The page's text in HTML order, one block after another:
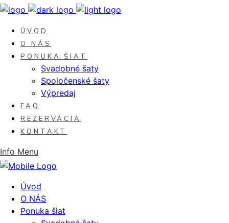
ÚVOD
O NÁS
PONUKA ŠIAT
Svadobné šaty
Spoločenské šaty
Výpredaj
FAQ
REZERVÁCIA
KONTAKT
Info Menu
Úvod
O NÁS
Ponuka šiat